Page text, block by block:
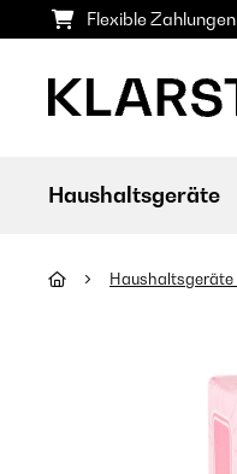
Flexible Zahlungen
Haushaltsgeräte
Haushaltsgeräte